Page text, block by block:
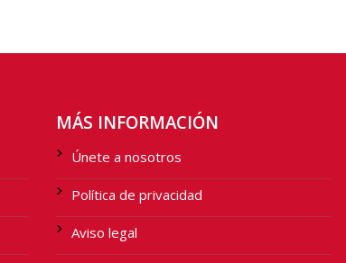
MÁS INFORMACIÓN
Únete a nosotros
Política de privacidad
Aviso legal